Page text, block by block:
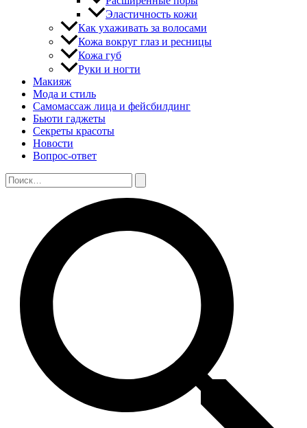
Эластичность кожи
Как ухаживать за волосами
Кожа вокруг глаз и ресницы
Кожа губ
Руки и ногти
Макияж
Мода и стиль
Самомассаж лица и фейсбилдинг
Бьюти гаджеты
Секреты красоты
Новости
Вопрос-ответ
Поиск: